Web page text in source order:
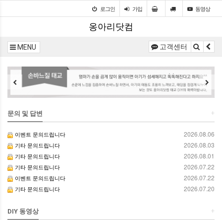
로그인 가입 동영상
옹아리닷컴
MENU 고객센터
+
문의 및 답변
2026.08.06
이벤트 문의드립니다
2026.08.03
기타 문의드립니다
2026.08.01
기타 문의드립니다
2026.07.22
기타 문의드립니다
2026.07.22
이벤트 문의드립니다
2026.07.20
기타 문의드립니다
+
DIY 동영상